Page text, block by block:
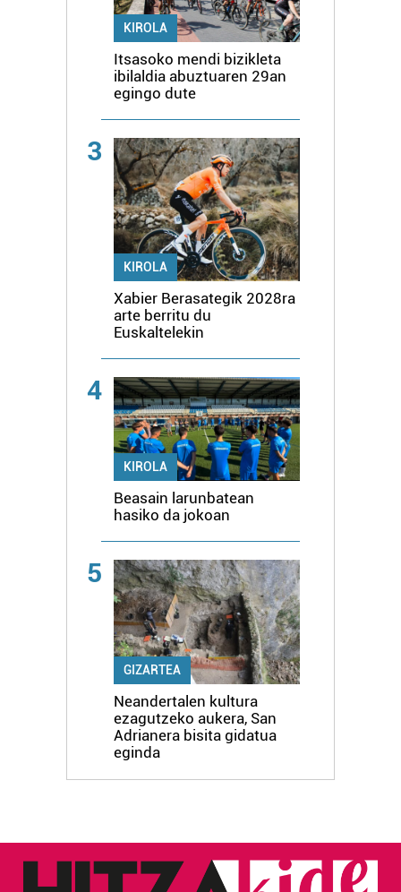
KIROLA
Itsasoko mendi bizikleta
ibilaldia abuztuaren 29an
egingo dute
3
KIROLA
Xabier Berasategik 2028ra
arte berritu du
Euskaltelekin
4
KIROLA
Beasain larunbatean
hasiko da jokoan
5
GIZARTEA
Neandertalen kultura
ezagutzeko aukera, San
Adrianera bisita gidatua
eginda